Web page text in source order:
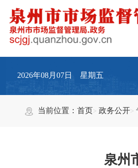
2026年08月07日 星期五
当前位置：首页 政务公开
泉州